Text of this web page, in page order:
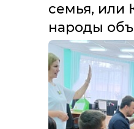
семья, или
народы